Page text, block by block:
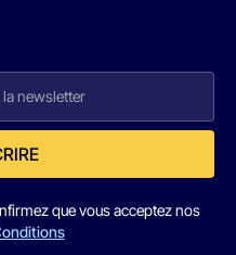
que vous acceptez nos